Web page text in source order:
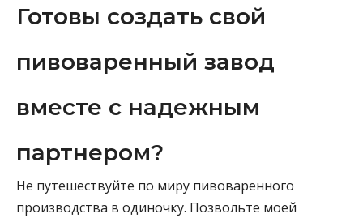
Готовы создать свой
пивоваренный завод
вместе с надежным
партнером?
Не путешествуйте по миру пивоваренного
производства в одиночку. Позвольте моей